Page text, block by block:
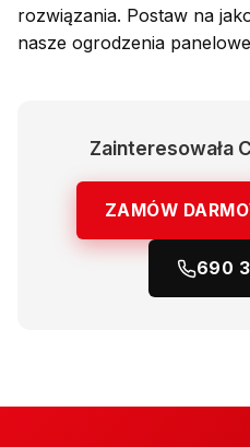
rozwiązania. Postaw na
nasze ogrodzenia
Zainteresowała
ZAMÓW
690